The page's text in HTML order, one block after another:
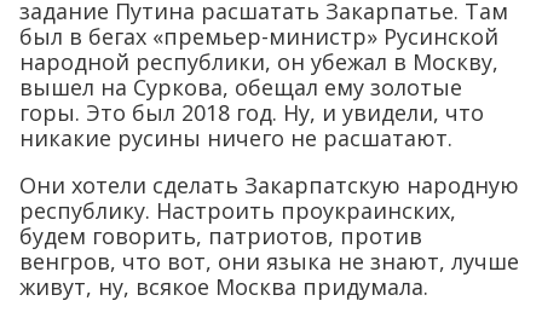
задание Путина расшатать Закарпатье. Там
был в бегах «премьер-министр» Русинской
народной республики, он убежал в Москву,
вышел на Суркова, обещал ему золотые
горы. Это был 2018 год. Ну, и увидели, что
никакие русины ничего не расшатают.
Они хотели сделать Закарпатскую народную
республику. Настроить проукраинских,
будем говорить, патриотов, против
венгров, что вот, они языка не знают, лучше
живут, ну, всякое Москва придумала.